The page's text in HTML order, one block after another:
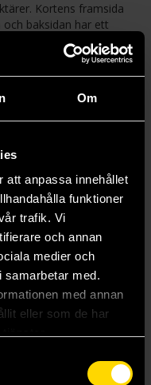
Om
att anpassa innehållet
funktioner
trafik. Vi
och annan
medier och
samarbetar med.
med annan
eller som de har
Kortens framsida
baksidan har ett
11
Playing Cards